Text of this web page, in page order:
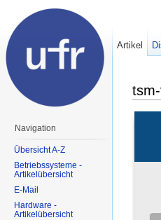
Artikel
Navigation
Übersicht A-Z
Betriebssysteme -
Artikelübersicht
E-Mail
Hardware -
Artikelübersicht